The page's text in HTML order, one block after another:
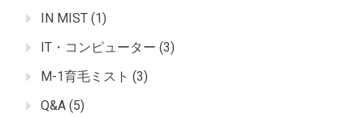
IN MIST (1)
IT・コンピューター (3)
M-1育毛ミスト (3)
Q&A (5)